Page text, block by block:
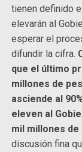
tienen definido
elevarán al
esperar el
difundir la cifra.
que el último
millones de
asciende al
eleven al
mil millones de
discusión fina